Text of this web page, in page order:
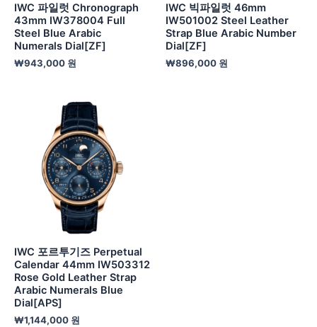
IWC 파일럿 Chronograph
43mm IW378004 Full
Steel Blue Arabic
Numerals Dial[ZF]
₩943,000 원
IWC 빅파일럿 46mm
IW501002 Steel Leather
Strap Blue Arabic Number
Dial[ZF]
₩896,000 원
IWC 포르투기즈 Perpetual
Calendar 44mm IW503312
Rose Gold Leather Strap
Arabic Numerals Blue
Dial[APS]
₩1,144,000 원